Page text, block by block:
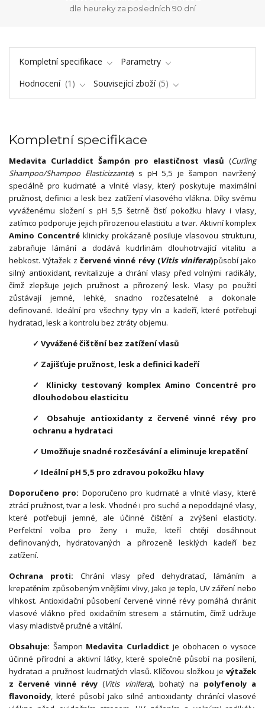
dle heureky za posledních 90 dní
Kompletní specifikace
Parametry
Hodnocení
1 Související zboží 5
Kompletní specifikace
Medavita Curladdict Šampón pro elastičnost vlasů (Curling
Shampoo/Shampoo Elasticizzante) s pH 5,5 je šampon navržený
speciálně pro kudrnaté a vlnité vlasy, který poskytuje maximální
pružnost, definici a lesk bez zatížení vlasového vlákna. Díky svému
vyváženému složení s pH 5,5 šetrně čistí pokožku hlavy i vlasy,
zatímco podporuje jejich přirozenou elasticitu a tvar. Aktivní komplex
Amino Concentré klinicky prokázaně posiluje vlasovou strukturu,
zabraňuje lámání a dodává kudrlinám dlouhotrvající vitalitu a
hebkost. Výtažek zčervené vinné révy (Vitis vinifera)působí jako
silný antioxidant, revitalizuje a chrání vlasy před volnými radikály,
čímž zlepšuje jejich pružnost a přirozený lesk. Vlasy po použití
zůstávají jemné, lehké, snadno rozčesatelné a dokonale
definované. Ideální pro všechny typy vln a kadeří, které potřebují
hydrataci, lesk a kontrolu bez ztráty objemu.
✓ Vyvážené čištění bez zatížení vlasů
✓ Zajišťuje pružnost, lesk a definici kadeří
✓ Klinicky testovaný komplex Amino Concentré pro
dlouhodobou elasticitu
✓ Obsahuje antioxidanty z červené vinné révy pro
ochranu a hydrataci
✓ Umožňuje snadné rozčesávání a eliminuje krepatění
✓ Ideální pH 5,5 pro zdravou pokožku hlavy
Doporučeno pro: Doporučeno pro kudrnaté a vlnité vlasy, které
ztrácí pružnost, tvar a lesk. Vhodné i pro suché a nepoddajné vlasy,
které potřebují jemné, ale účinné čištění a zvýšení elasticity.
Perfektní volba pro ženy i muže, kteří chtějí dosáhnout
definovaných, hydratovaných a přirozeně lesklých kadeří bez
zatížení.
Ochrana proti: Chrání vlasy před dehydratací, lámáním a
krepatěním způsobeným vnějšími vlivy, jako je teplo, UV záření nebo
vlhkost. Antioxidační působení červené vinné révy pomáhá chránit
vlasové vlákno před oxidačním stresem a stárnutím, čímž udržuje
vlasy mladistvě pružné a vitální.
Obsahuje: Šampon Medavita Curladdict je obohacen o vysoce
účinné přírodní a aktivní látky, které společně působí na posílení,
hydrataci a pružnost kudrnatých vlasů. Klíčovou složkou je výtažek
z červené vinné révy(Vitis vinifera), bohatý na polyfenoly a
flavonoidy, které působí jako silné antioxidanty chránící vlasové